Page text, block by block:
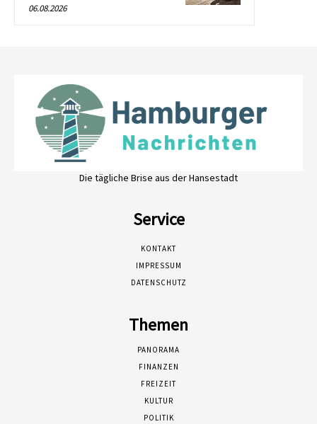
06.08.2026
Die tägliche Brise aus der Hansestadt
Service
KONTAKT
IMPRESSUM
DATENSCHUTZ
Themen
PANORAMA
FINANZEN
FREIZEIT
KULTUR
POLITIK